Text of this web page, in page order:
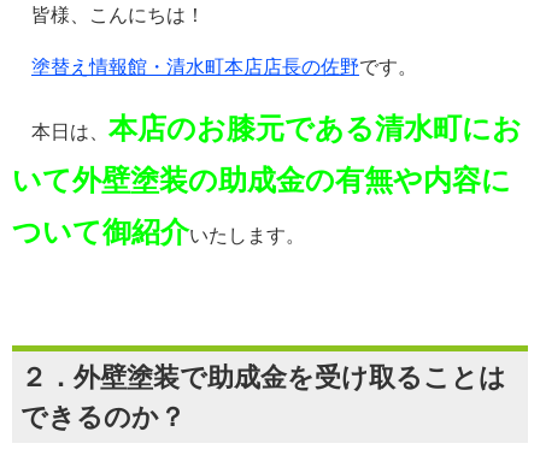
皆様、こんにちは！
塗替え情報館・清水町本店店長の佐野です。
本日は、 本店のお膝元である清水町にお
いて外壁塗装の助成金の有無や内容に
ついて御紹介いたします。
２．外壁塗装で助成金を受け取ることは
できるのか？